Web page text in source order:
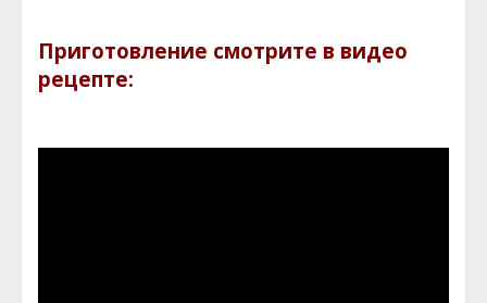
Приготовление смотрите в видео
рецепте: